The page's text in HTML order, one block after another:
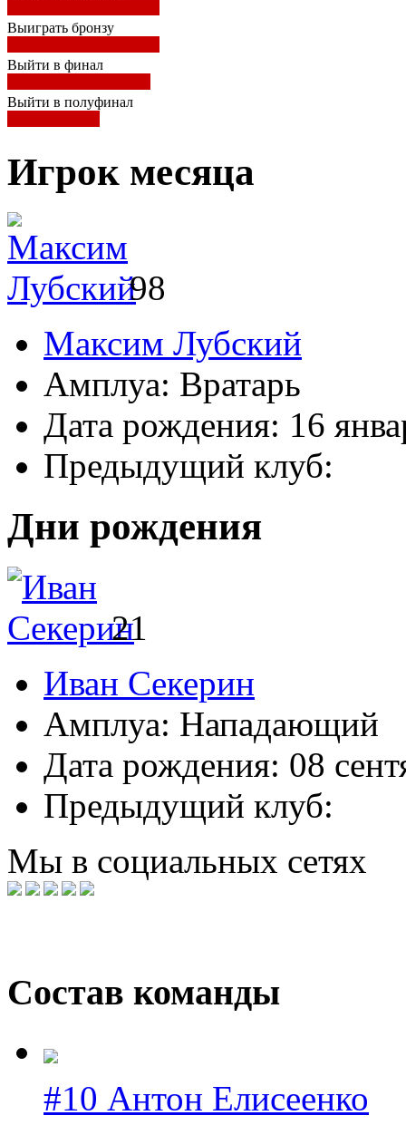
Выиграть бронзу
Выйти в финал
Выйти в полуфинал
Игрок месяца
98
Максим Лубский
Амплуа: Вратарь
Дата рождения: 16
Предыдущий клуб:
Дни рождения
21
Иван Секерин
Амплуа: Нападающий
Дата рождения: 08
Предыдущий клуб:
Мы в социальных сетях
Состав команды
#10 Антон Елисеенко